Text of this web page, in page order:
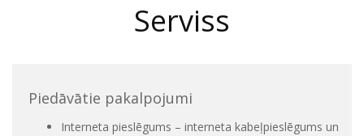
Serviss
Piedāvātie pakalpojumi
Interneta pieslēgums – interneta kabeļpieslēgums un